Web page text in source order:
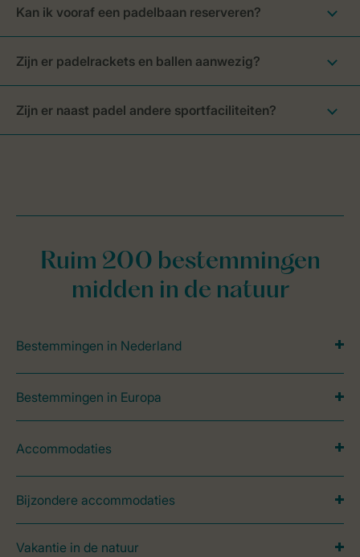
Kan ik vooraf een padelbaan reserveren?
Zijn er padelrackets en ballen aanwezig?
Zijn er naast padel andere sportfaciliteiten?
Ruim 200 bestemmingen
midden in de natuur
Bestemmingen in Nederland
Bestemmingen in Europa
Accommodaties
Bijzondere accommodaties
Vakantie in de natuur